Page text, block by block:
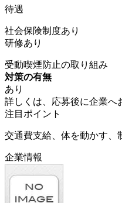
待遇
社会保険制度あり
研修あり
受動喫煙防止の取り組み
対策の有無
あり
詳しくは、応募後に企業へ
注目ポイント
交通費支給、体を動かす、
企業情報